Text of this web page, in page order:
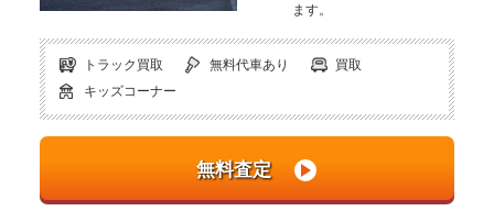
ます。
トラック買取 無料代車あり
買取
キッズコーナー